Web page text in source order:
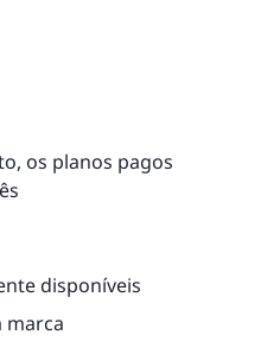
os planos pagos
disponíveis
marca